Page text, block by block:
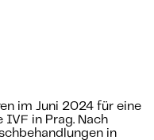
im Juni 2024 für eine
IVF in Prag. Nach
in